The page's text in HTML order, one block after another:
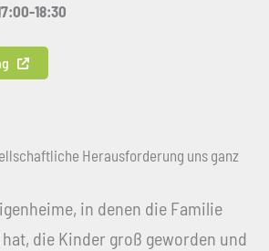
18:30
Herausforderung uns ganz
in denen die Familie
die Kinder groß geworden und